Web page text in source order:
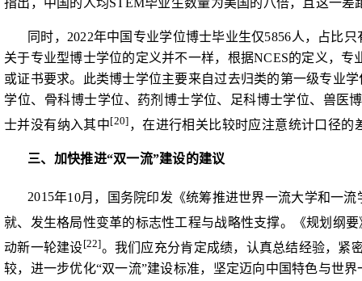
同时， 2022年中国专业学位博士毕业生仅5856人，占比只
关于专业型博士学位的定义并不一样，根据NCES的定义，专
或证书要求。此类博士学位主要来自过去归类的第一级专业学
学位、骨科博士学位、药剂博士学位、足科博士学位、兽医
士并没有纳入其中[20] ，在进行相关比较时应注意统计口径的
三、加快推进“双一流”建设的建议
2015年10月，国务院印发《统筹推进世界一流大学和一流
就、发生格局性变革的标志性工程与战略性支撑。《规划纲
动新一轮建设[22]。我们应充分肯定成绩，认真总结经验，紧
较，进一步优化“双一流”建设标准，坚定迈向中国特色与世